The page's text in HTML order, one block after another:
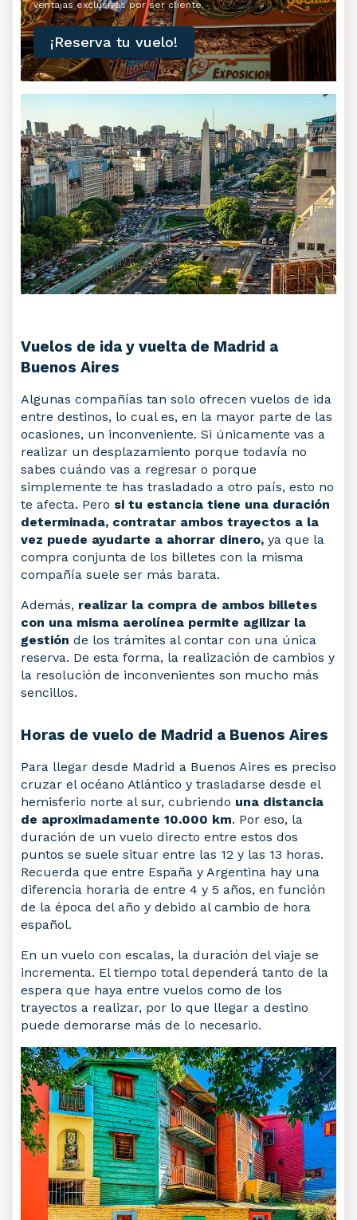
ventajas exclusivas por ser cliente.
¡Reserva tu vuelo!
Vuelos de ida y vuelta de Madrid a
Buenos Aires
Algunas compañías tan solo ofrecen vuelos de ida
entre destinos, lo cual es, en la mayor parte de las
ocasiones, un inconveniente. Si únicamente vas a
realizar un desplazamiento porque todavía no
sabes cuándo vas a regresar o porque
simplemente te has trasladado a otro país, esto no
te afecta. Pero si tu estancia tiene una duración
determinada, contratar ambos trayectos a la
vez puede ayudarte a ahorrar dinero, ya que la
compra conjunta de los billetes con la misma
compañía suele ser más barata.
Además, realizar la compra de ambos billetes
con una misma aerolínea permite agilizar la
gestión de los trámites al contar con una única
reserva. De esta forma, la realización de cambios y
la resolución de inconvenientes son mucho más
sencillos.
Horas de vuelo de Madrid a Buenos Aires
Para llegar desde Madrid a Buenos Aires es preciso
cruzar el océano Atlántico y trasladarse desde el
hemisferio norte al sur, cubriendo una distancia
de aproximadamente 10.000 km. Por eso, la
duración de un vuelo directo entre estos dos
puntos se suele situar entre las 12 y las 13 horas.
Recuerda que entre España y Argentina hay una
diferencia horaria de entre 4 y 5 años, en función
de la época del año y debido al cambio de hora
español.
En un vuelo con escalas, la duración del viaje se
incrementa. El tiempo total dependerá tanto de la
espera que haya entre vuelos como de los
trayectos a realizar, por lo que llegar a destino
puede demorarse más de lo necesario.